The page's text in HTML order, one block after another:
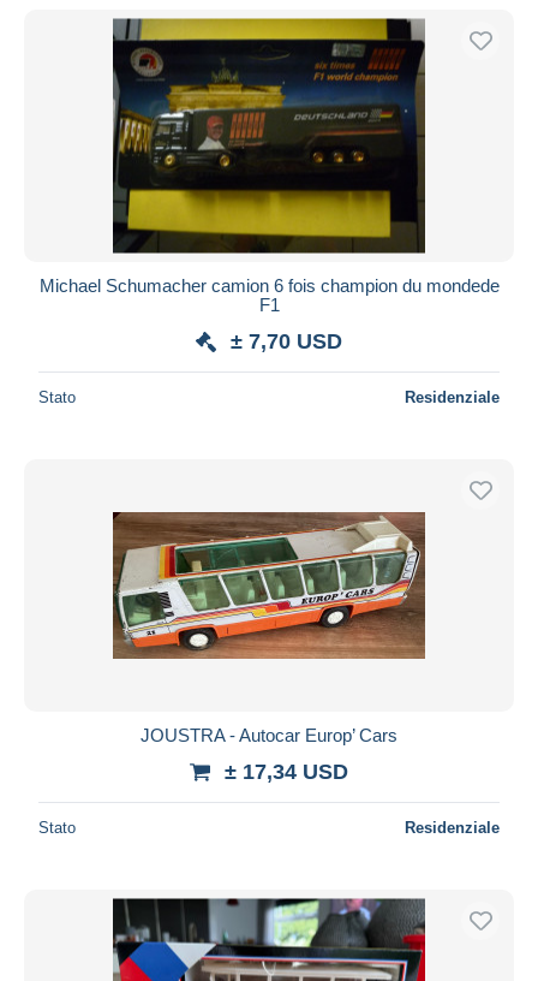
Solo sconto
Spedizione gratuita
Metodi di pagamento
PayPal
Bonifico bancario
Visa
Mastercard
Bancontact
iDeal
Residenza del venditore
Aggiorna
Michael Schumacher camion 6 fois champion du mondede
F1
± 7,70 USD
Stato Residenziale
JOUSTRA - Autocar Europ’ Cars
± 17,34 USD
Stato Residenziale